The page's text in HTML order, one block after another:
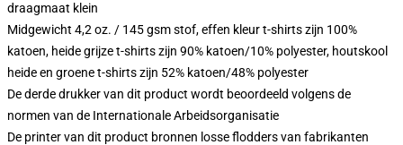
draagmaat klein
Midgewicht 4,2 oz. / 145 gsm stof, effen kleur t-shirts zijn 100%
katoen, heide grijze t-shirts zijn 90% katoen/10% polyester, houtskool
heide en groene t-shirts zijn 52% katoen/48% polyester
De derde drukker van dit product wordt beoordeeld volgens de
normen van de Internationale Arbeidsorganisatie
De printer van dit product bronnen losse flodders van fabrikanten